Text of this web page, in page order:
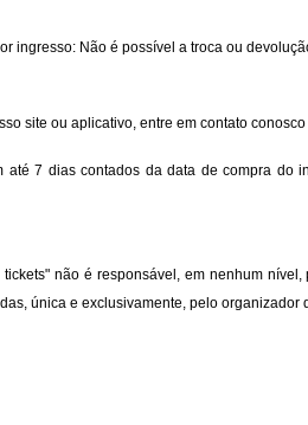
ingresso: Não é possível a troca ou
site ou aplicativo, entre em contato
7 dias contados da data de compra do
não é responsável, em nenhum
única e exclusivamente, pelo organizador